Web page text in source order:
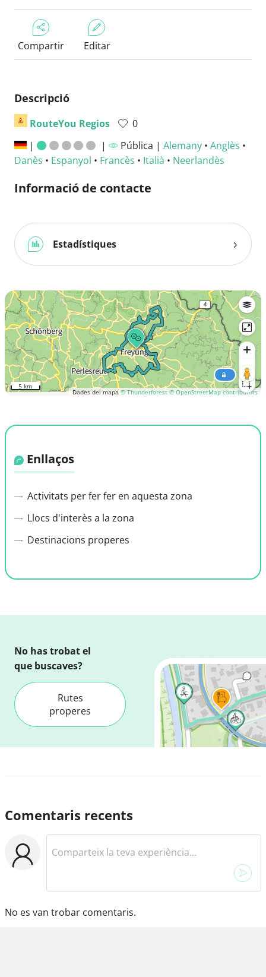
Compartir Editar
Descripció
RouteYou Regios
0
|
| Pública | Alemany• Anglès •
Danès • Espanyol • Francès • Italià • Neerlandès
Informació de contacte
Estadístiques
Dades del mapa© Thunderforest © OpenStreetMap contributors
5 km
Enllaços
Activitats per fer fer en aquesta zona
Llocs d'interès a la zona
Destinacions properes
No has trobat el
que buscaves?
Rutes
properes
Comentaris recents
No es van trobar comentaris.